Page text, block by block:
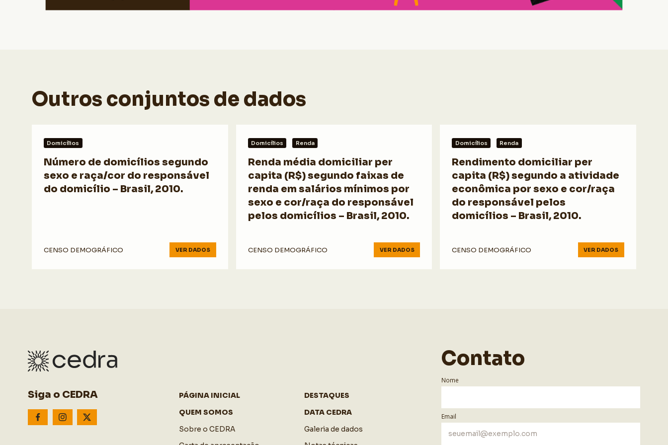
Outros conjuntos de dados
Domicílios
Número de domicílios segundo
sexo e raça/cor do responsável
do domicílio – Brasil, 2010.
CENSO DEMOGRÁFICO VER DADOS
Domicílios Renda
Renda média domiciliar per
capita (R$) segundo faixas de
renda em salários mínimos por
sexo e cor/raça do responsável
pelos domicílios – Brasil, 2010.
CENSO DEMOGRÁFICO VER DADOS
Domicílios Renda
Rendimento domiciliar per
capita (R$) segundo a atividade
econômica por sexo e cor/raça
do responsável pelos
domicílios – Brasil, 2010.
CENSO DEMOGRÁFICO VER DADOS
Siga o CEDRA
PÁGINA INICIAL
QUEM SOMOS
Sobre o CEDRA
DESTAQUES
DATA CEDRA
Galeria de dados
Contato
Nome
Email